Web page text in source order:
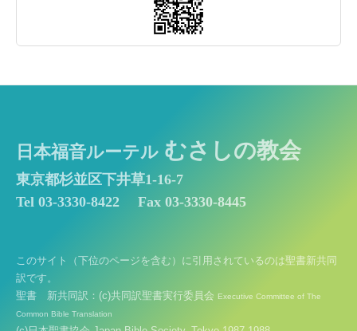
日本福音ルーテル むさしの教会
東京都杉並区下井草1-16-7
Tel 03-3330-8422
Fax 03-3330-8445
このサイト（下位のページを含む）に引用されているのは聖書新共同
訳です。
聖書 新共同訳：(c)共同訳聖書実行委員会 Executive Committee of The
Common Bible Translation